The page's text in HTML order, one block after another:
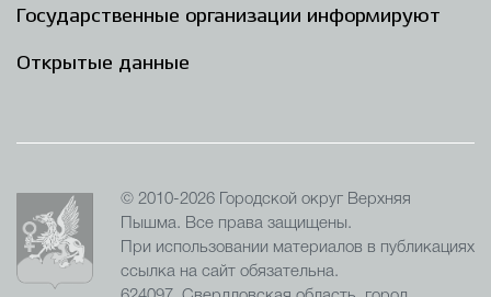
Государственные организации информируют
Открытые данные
© 2010-2026 Городской округ Верхняя
Пышма. Все права защищены.
При использовании материалов в публикациях
ссылка на сайт обязательна.